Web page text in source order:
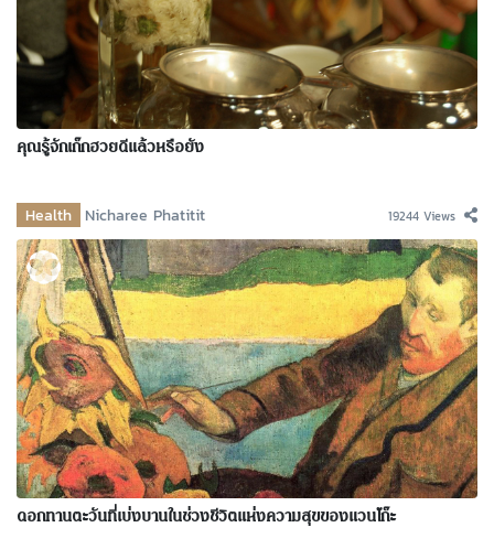
คุณรู้จักเก๊กฮวยดีแล้วหรือยัง
Health Nicharee Phatitit 19244 Views
ดอกทานตะวันที่เบ่งบานในช่วงชีวิตแห่งความสุขของแวนโก๊ะ